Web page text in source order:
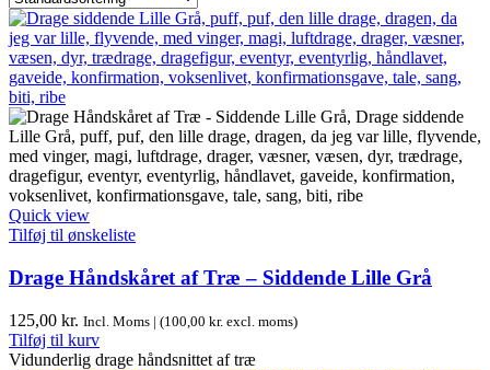
Quick view
Tilføj til ønskeliste
Drage Håndskåret af Træ – Siddende Lille Grå
125,00 kr. Incl. Moms | (100,00 kr. excl. moms)
Tilføj til kurv
Vidunderlig drage håndsnittet af træ